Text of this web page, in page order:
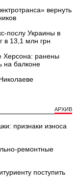
вернуть
послу Украины в
13,1 млн грн
Херсона: ранены
на балконе
АРХИВ
признаки износа
ремонтные
поступить